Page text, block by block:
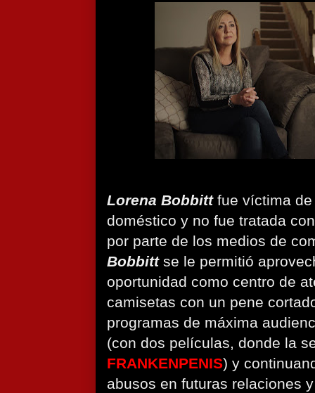
Lorena Bobbittfue víctima de
doméstico y no fue tratada
por parte de los medios de
Bobbittse le permitió
oportunidad como centro de
camisetas con un pene
programas de máxima
(con dos películas, donde la
FRANKENPENIS) y
abusos en futuras relaciones